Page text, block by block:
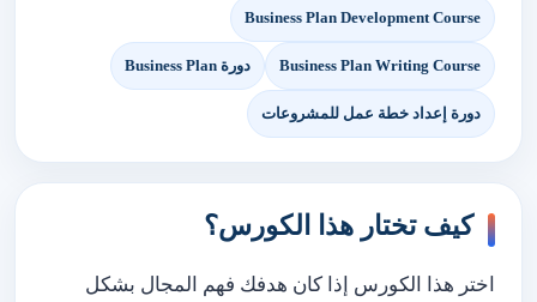
Business Plan Development Course
Business Plan Writing Course دورة Business Plan
دورة إعداد خطة عمل للمشروعات
كيف تختار هذا الكورس؟
اختر هذا الكورس إذا كان هدفك فهم المجال بشكل